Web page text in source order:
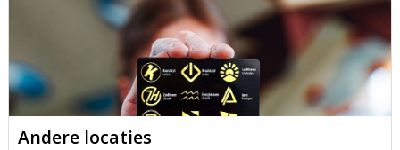
Andere locaties